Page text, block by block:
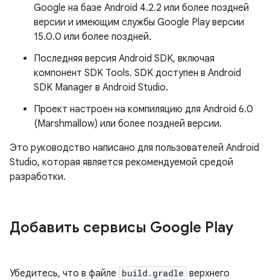
Google на базе Android 4.2.2 или более поздней
версии и имеющим службы Google Play версии
15.0.0 или более поздней.
Последняя версия Android SDK, включая
компонент SDK Tools. SDK доступен в Android
SDK Manager в Android Studio.
Проект настроен на компиляцию для Android 6.0
(Marshmallow) или более поздней версии.
Это руководство написано для пользователей Android
Studio, которая является рекомендуемой средой
разработки.
Добавить сервисы Google Play
Убедитесь, что в файле build.gradle верхнего